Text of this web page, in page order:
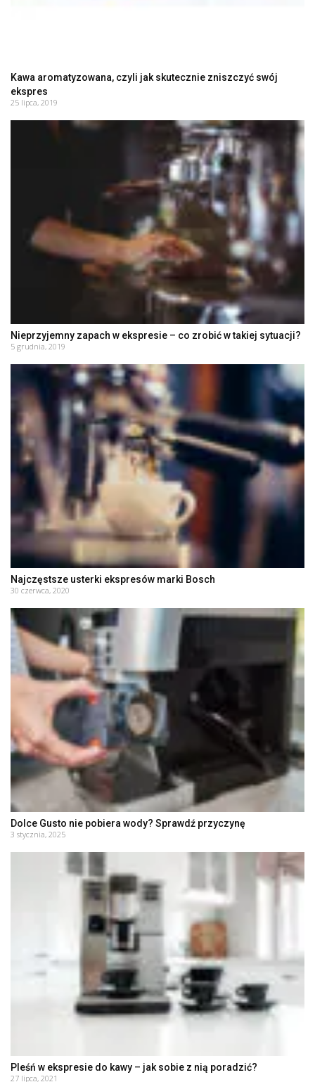
Kawa aromatyzowana, czyli jak skutecznie zniszczyć swój
ekspres
25 lipca, 2019
Nieprzyjemny zapach w ekspresie – co zrobić w takiej sytuacji?
5 grudnia, 2019
Najczęstsze usterki ekspresów marki Bosch
30 czerwca, 2020
Dolce Gusto nie pobiera wody? Sprawdź przyczynę
3 stycznia, 2025
Pleśń w ekspresie do kawy – jak sobie z nią poradzić?
27 lipca, 2021